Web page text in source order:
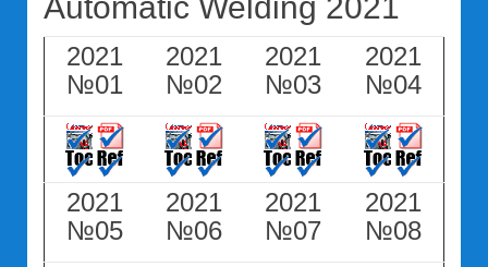
2021
№01
2021
№02
2021
№03
2021
№04
2021
№05
2021
№06
2021
№07
2021
№08